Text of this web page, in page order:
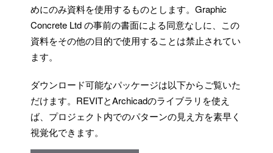
めにのみ資料を使用するものとします。Graphic
Concrete Ltd の事前の書面による同意なしに、この
資料をその他の目的で使用することは禁止されてい
ます。
ダウンロード可能なパッケージは以下からご覧いた
だけます。REVITとArchicadのライブラリを使え
ば、プロジェクト内でのパターンの見え方を素早く
視覚化できます。